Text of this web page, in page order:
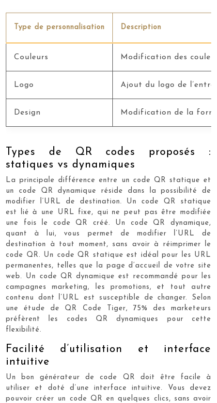
Type de personnalisation Description
Couleurs Modification des
Logo Ajout du logo de
Design Modification de la
Types de QR codes proposés :
statiques vs dynamiques
La principale différence entre un code QR statique et
un code QR dynamique réside dans la possibilité de
modifier l’URL de destination. Un code QR statique
est lié à une URL fixe, qui ne peut pas être modifiée
une fois le code QR créé. Un code QR dynamique,
quant à lui, vous permet de modifier l’URL de
destination à tout moment, sans avoir à réimprimer le
code QR. Un code QR statique est idéal pour les URL
permanentes, telles que la page d’accueil de votre site
web. Un code QR dynamique est recommandé pour les
campagnes marketing, les promotions, et tout autre
contenu dont l’URL est susceptible de changer. Selon
une étude de QR Code Tiger, 75% des marketeurs
préfèrent les codes QR dynamiques pour cette
flexibilité.
Facilité d’utilisation et interface
intuitive
Un bon générateur de code QR doit être facile à
utiliser et doté d’une interface intuitive. Vous devez
pouvoir créer un code QR en quelques clics, sans avoir